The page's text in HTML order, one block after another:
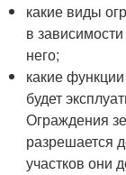
какие виды
в
него;
какие
будет
Ограждения
разрешается
участков они